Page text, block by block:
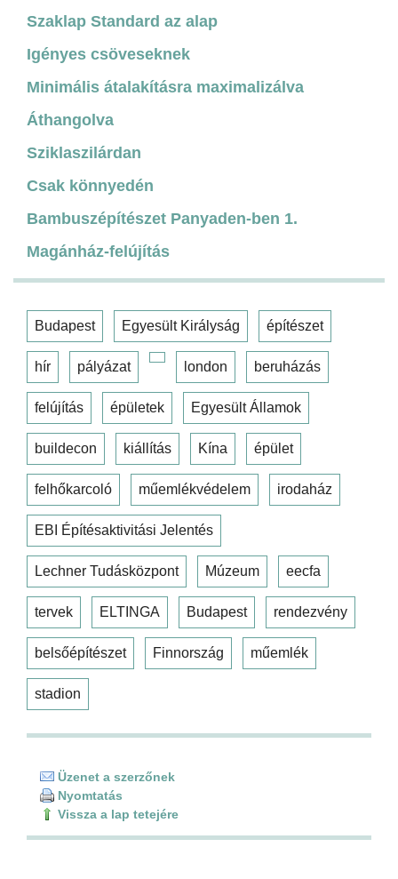
Szaklap Standard az alap
Igényes csöveseknek
Minimális átalakításra maximalizálva
Áthangolva
Sziklaszilárdan
Csak könnyedén
Bambuszépítészet Panyaden-ben 1.
Magánház-felújítás
Budapest Egyesült Királyság építészet
hír pályázat london beruházás
felújítás épületek Egyesült Államok
buildecon kiállítás Kína épület
felhőkarcoló műemlékvédelem irodaház
EBI Építésaktivitási Jelentés
Lechner Tudásközpont Múzeum eecfa
tervek ELTINGA Budapest rendezvény
belsőépítészet Finnország műemlék
stadion
Üzenet a szerzőnek
Nyomtatás
Vissza a lap tetejére